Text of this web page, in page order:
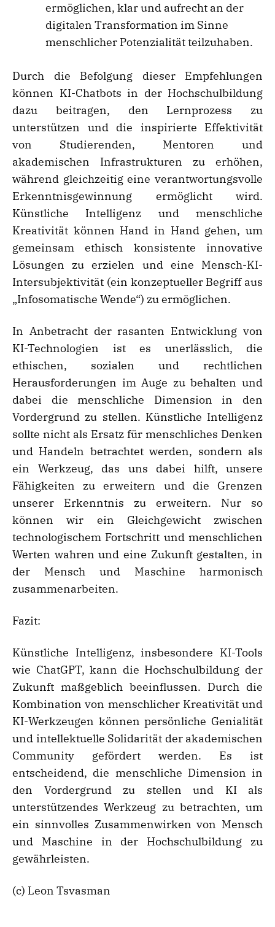
ermöglichen, klar und aufrecht an der
digitalen Transformation im Sinne
menschlicher Potenzialität teilzuhaben.
Durch die Befolgung dieser Empfehlungen
können KI-Chatbots in der Hochschulbildung
dazu beitragen, den Lernprozess zu
unterstützen und die inspirierte Effektivität
von Studierenden, Mentoren und
akademischen Infrastrukturen zu erhöhen,
während gleichzeitig eine verantwortungsvolle
Erkenntnisgewinnung ermöglicht wird.
Künstliche Intelligenz und menschliche
Kreativität können Hand in Hand gehen, um
gemeinsam ethisch konsistente innovative
Lösungen zu erzielen und eine Mensch-KI-
Intersubjektivität (ein konzeptueller Begriff aus
„Infosomatische Wende“) zu ermöglichen.
In Anbetracht der rasanten Entwicklung von
KI-Technologien ist es unerlässlich, die
ethischen, sozialen und rechtlichen
Herausforderungen im Auge zu behalten und
dabei die menschliche Dimension in den
Vordergrund zu stellen. Künstliche Intelligenz
sollte nicht als Ersatz für menschliches Denken
und Handeln betrachtet werden, sondern als
ein Werkzeug, das uns dabei hilft, unsere
Fähigkeiten zu erweitern und die Grenzen
unserer Erkenntnis zu erweitern. Nur so
können wir ein Gleichgewicht zwischen
technologischem Fortschritt und menschlichen
Werten wahren und eine Zukunft gestalten, in
der Mensch und Maschine harmonisch
zusammenarbeiten.
Fazit:
Künstliche Intelligenz, insbesondere KI-Tools
wie ChatGPT, kann die Hochschulbildung der
Zukunft maßgeblich beeinflussen. Durch die
Kombination von menschlicher Kreativität und
KI-Werkzeugen können persönliche Genialität
und intellektuelle Solidarität der akademischen
Community gefördert werden. Es ist
entscheidend, die menschliche Dimension in
den Vordergrund zu stellen und KI als
unterstützendes Werkzeug zu betrachten, um
ein sinnvolles Zusammenwirken von Mensch
und Maschine in der Hochschulbildung zu
gewährleisten.
(c) Leon Tsvasman